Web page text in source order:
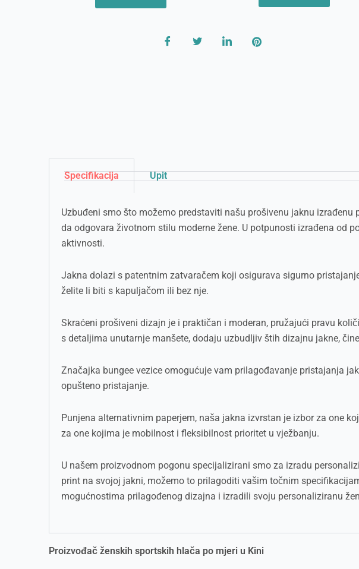
Specifikacija Upit
Uzbuđeni smo što možemo predstaviti našu prošivenu jaknu
da odgovara životnom stilu moderne žene. U potpunosti izrađena od
aktivnosti.
Jakna dolazi s patentnim zatvaračem koji osigurava sigurno
želite li biti s kapuljačom ili bez nje.
Skraćeni prošiveni dizajn je i praktičan i moderan, pružajući pravu
s detaljima unutarnje manšete, dodaju uzbudljiv štih dizajnu jakne,
Značajka bungee vezice omogućuje vam prilagođavanje pristajanja
opušteno pristajanje.
Punjena alternativnim paperjem, naša jakna izvrstan je izbor za one
za one kojima je mobilnost i fleksibilnost prioritet u vježbanju.
U našem proizvodnom pogonu specijalizirani smo za izradu
print na svojoj jakni, možemo to prilagoditi vašim točnim
mogućnostima prilagođenog dizajna i izradili svoju personaliziranu
Proizvođač ženskih sportskih hlača po mjeri u Kini